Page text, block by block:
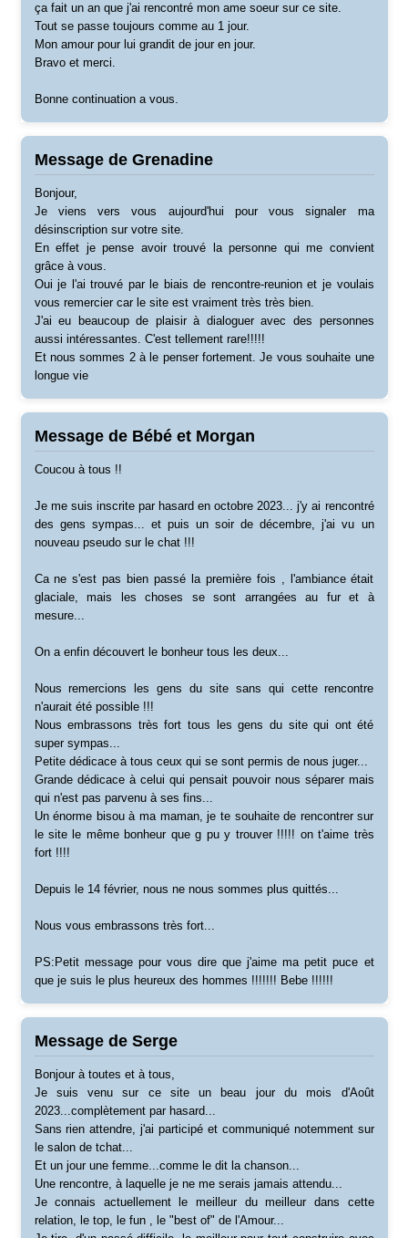
ça fait un an que j'ai rencontré mon ame soeur sur ce site.
Tout se passe toujours comme au 1 jour.
Mon amour pour lui grandit de jour en jour.
Bravo et merci.
Bonne continuation a vous.
Message de Grenadine
Bonjour,
Je viens vers vous aujourd'hui pour vous signaler ma
désinscription sur votre site.
En effet je pense avoir trouvé la personne qui me convient
grâce à vous.
Oui je l'ai trouvé par le biais de rencontre-reunion et je voulais
vous remercier car le site est vraiment très très bien.
J'ai eu beaucoup de plaisir à dialoguer avec des personnes
aussi intéressantes. C'est tellement rare!!!!!
Et nous sommes 2 à le penser fortement. Je vous souhaite une
longue vie
Message de Bébé et Morgan
Coucou à tous !!
Je me suis inscrite par hasard en octobre 2023... j'y ai rencontré
des gens sympas... et puis un soir de décembre, j'ai vu un
nouveau pseudo sur le chat !!!
Ca ne s'est pas bien passé la première fois , l'ambiance était
glaciale, mais les choses se sont arrangées au fur et à
mesure...
On a enfin découvert le bonheur tous les deux...
Nous remercions les gens du site sans qui cette rencontre
n'aurait été possible !!!
Nous embrassons très fort tous les gens du site qui ont été
super sympas...
Petite dédicace à tous ceux qui se sont permis de nous juger...
Grande dédicace à celui qui pensait pouvoir nous séparer mais
qui n'est pas parvenu à ses fins...
Un énorme bisou à ma maman, je te souhaite de rencontrer sur
le site le même bonheur que g pu y trouver !!!!! on t'aime très
fort !!!!
Depuis le 14 février, nous ne nous sommes plus quittés...
Nous vous embrassons très fort...
PS:Petit message pour vous dire que j'aime ma petit puce et
que je suis le plus heureux des hommes !!!!!!! Bebe !!!!!!
Message de Serge
Bonjour à toutes et à tous,
Je suis venu sur ce site un beau jour du mois d'Août
2023...complètement par hasard...
Sans rien attendre, j'ai participé et communiqué notemment sur
le salon de tchat...
Et un jour une femme...comme le dit la chanson...
Une rencontre, à laquelle je ne me serais jamais attendu...
Je connais actuellement le meilleur du meilleur dans cette
relation, le top, le fun , le "best of" de l'Amour...